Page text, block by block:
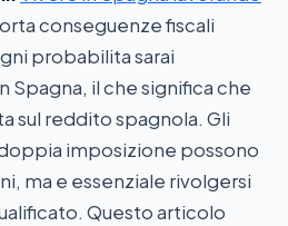
conseguenze fiscali
probabilita sarai
Spagna, il che significa che
sul reddito spagnola. Gli
imposizione possono
ma e essenziale rivolgersi
Questo articolo